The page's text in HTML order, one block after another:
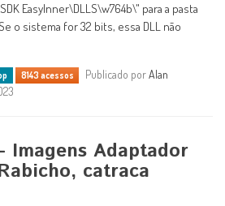
EasyInner\DLLS\w764b\" para a pasta
o sistema for 32 bits, essa DLL não
8143 acessos Publicado porAlan
Imagens Adaptador
catraca